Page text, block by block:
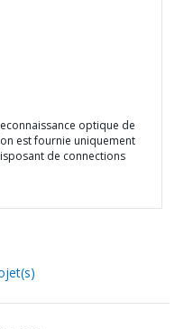
optique de
est fournie uniquement
de connections